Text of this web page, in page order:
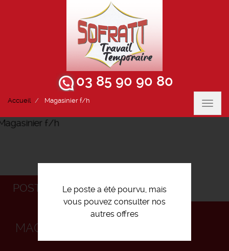
03 85 90 90 80
Accueil Magasinier f/h
Le poste a été pourvu, mais
vous pouvez consulter nos
autres offres
POSTULEZ
MAGASINIER F/H